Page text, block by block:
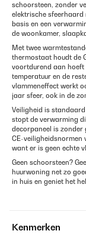
schoorsteen, zonder
elektrische sfeerhaard
basis en een
de woonkamer,
Met twee
thermostaat houdt de
voortdurend aan hoeft
temperatuur en de
vlammeneffect werkt
jaar sfeer, ook in de
Veiligheid is
stopt de verwarming
decorpaneel is zonder
CE-veiligheidsnormen
want er is geen echte
Geen schoorsteen?
huurwoning net zo
in huis en geniet het
Kenmerken